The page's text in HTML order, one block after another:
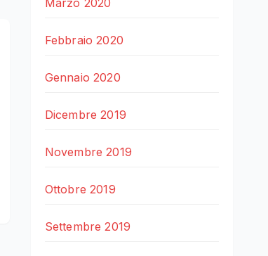
Marzo 2020
Febbraio 2020
Gennaio 2020
Dicembre 2019
Novembre 2019
Ottobre 2019
Settembre 2019